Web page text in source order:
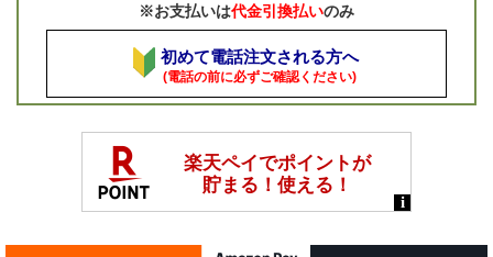
※お支払いは代金引換払いのみ
初めて電話注文される方へ
(電話の前に必ずご確認ください)